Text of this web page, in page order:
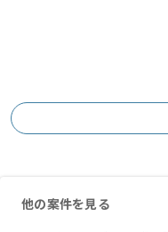
他の案件を見る